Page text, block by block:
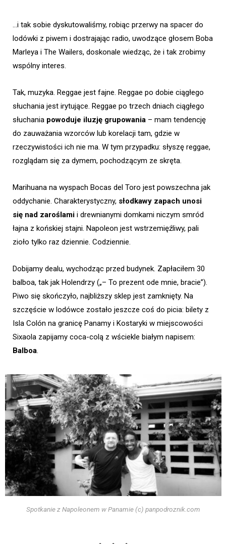
…i tak sobie dyskutowaliśmy, robiąc przerwy na spacer do
lodówki z piwem i dostrajając radio, uwodzące głosem Boba
Marleya i The Wailers, doskonale wiedząc, że i tak zrobimy
wspólny interes.
Tak, muzyka. Reggae jest fajne. Reggae po dobie ciągłego
słuchania jest irytujące. Reggae po trzech dniach ciągłego
słuchania powoduje iluzję grupowania – mam tendencję
do zauważania wzorców lub korelacji tam, gdzie w
rzeczywistości ich nie ma. W tym przypadku: słyszę reggae,
rozglądam się za dymem, pochodzącym ze skręta.
Marihuana na wyspach Bocas del Toro jest powszechna jak
oddychanie. Charakterystyczny, słodkawy zapach unosi
się nad zaroślami i drewnianymi domkami niczym smród
łajna z końskiej stajni. Napoleon jest wstrzemięźliwy, pali
zioło tylko raz dziennie. Codziennie.
Dobijamy dealu, wychodząc przed budynek. Zapłaciłem 30
balboa, tak jak Holendrzy („– To prezent ode mnie, bracie”).
Piwo się skończyło, najbliższy sklep jest zamknięty. Na
szczęście w lodówce zostało jeszcze coś do picia: bilety z
Isla Colón na granicę Panamy i Kostaryki w miejscowości
Sixaola zapijamy coca-colą z wściekle białym napisem:
Balboa.
Spotkanie z Napoleonem w Panamie (c) panpodroznik.com